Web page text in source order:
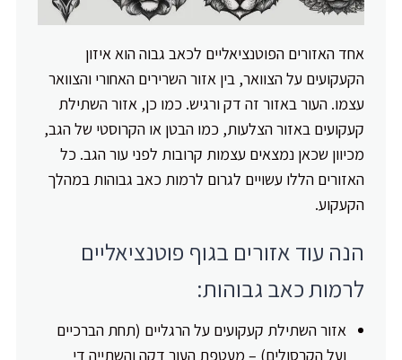
אחד האזורים הפוטנציאליים לכאב גבוה הוא איזון
הקעקועים על הצוואר, בין אזור השרירים האחורי והצוואר
עצמו. העור באזור זה דק ורגיש. כמו כן, אזור השתילת
קעקועים באזור הצלעות, כמו הבטן או הקרוסטי של הגב,
מכיוון שכאן נמצאים עצמות קרובות לפני עור הגב. כל
האזורים הללו עשויים לגרום לרמות כאב גבוהות במהלך
הקעקוע.
הנה עוד אזורים בגוף פוטנציאליים
לרמות כאב גבוהות:
אזור השתילת קעקועים על הרגליים (תחת הברכיים
ועל הקרסולים) – מעטפת העור דקה והשתייה די